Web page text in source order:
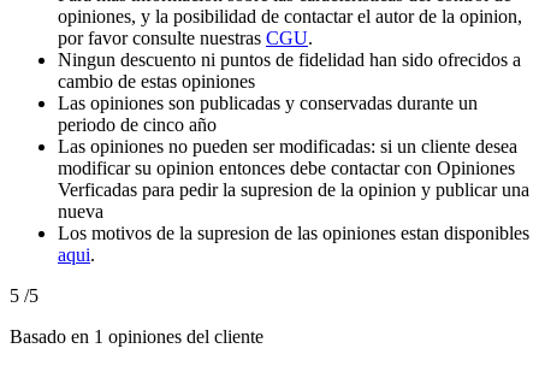
opiniones, y la posibilidad de contactar el autor de la opinion,
por favor consulte nuestras CGU.
Ningun descuento ni puntos de fidelidad han sido ofrecidos a
cambio de estas opiniones
Las opiniones son publicadas y conservadas durante un
periodo de cinco año
Las opiniones no pueden ser modificadas: si un cliente desea
modificar su opinion entonces debe contactar con Opiniones
Verficadas para pedir la supresion de la opinion y publicar una
nueva
Los motivos de la supresion de las opiniones estan disponibles
aqui.
5 /5
Basado en 1 opiniones del cliente